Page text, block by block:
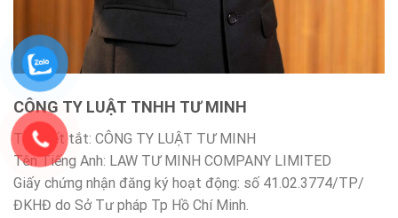
CÔNG TY LUẬT TNHH TƯ MINH
Tên viết tắt: CÔNG TY LUẬT TƯ MINH
Tên Tiếng Anh: LAW TƯ MINH COMPANY LIMITED
Giấy chứng nhận đăng ký hoạt động: số 41.02.3774/TP/
ĐKHĐ do Sở Tư pháp Tp Hồ Chí Minh.